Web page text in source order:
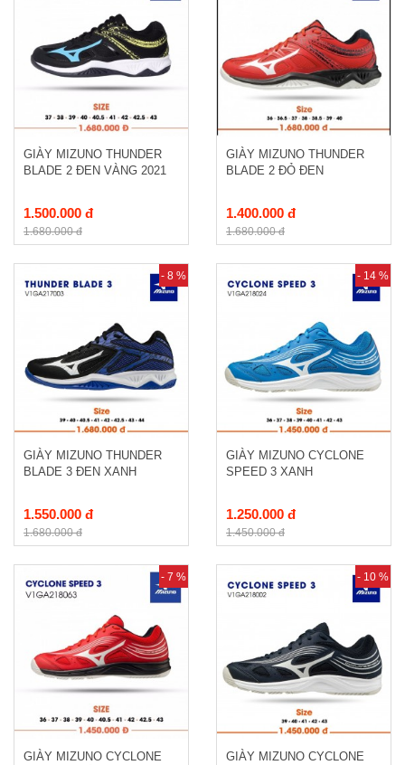
GIÀY MIZUNO THUNDER
BLADE 2 ĐEN VÀNG 2021
1.500.000 đ
1.680.000 đ
GIÀY MIZUNO THUNDER
BLADE 2 ĐỎ ĐEN
1.400.000 đ
1.680.000 đ
- 8 %
GIÀY MIZUNO THUNDER
BLADE 3 ĐEN XANH
1.550.000 đ
1.680.000 đ
- 14 %
GIÀY MIZUNO CYCLONE
SPEED 3 XANH
1.250.000 đ
1.450.000 đ
- 7 %
GIÀY MIZUNO CYCLONE
- 10 %
GIÀY MIZUNO CYCLONE